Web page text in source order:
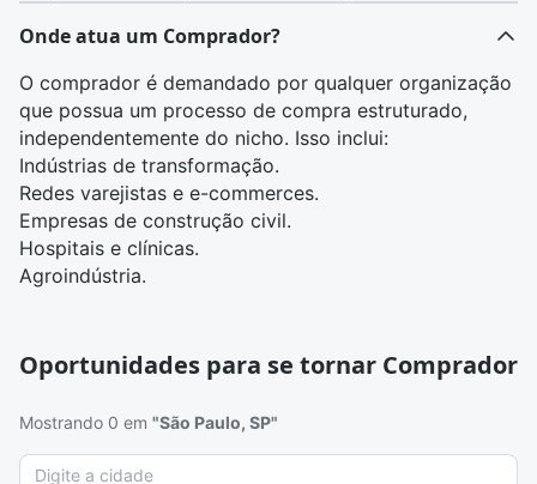
Onde atua um Comprador?
O comprador é demandado por qualquer organização
que possua um processo de compra estruturado,
independentemente do nicho. Isso inclui:
Indústrias de transformação.
Redes varejistas e e-commerces.
Empresas de construção civil.
Hospitais e clínicas.
Agroindústria.
Oportunidades para se tornar Comprador
Mostrando 0 em "São Paulo, SP"